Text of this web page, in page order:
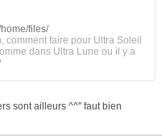
files/
comment faire pour Ultra Soleil
dans Ultra Lune ou il y a
sont ailleurs ^^'' faut bien